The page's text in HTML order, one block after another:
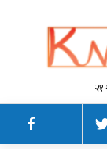
२१